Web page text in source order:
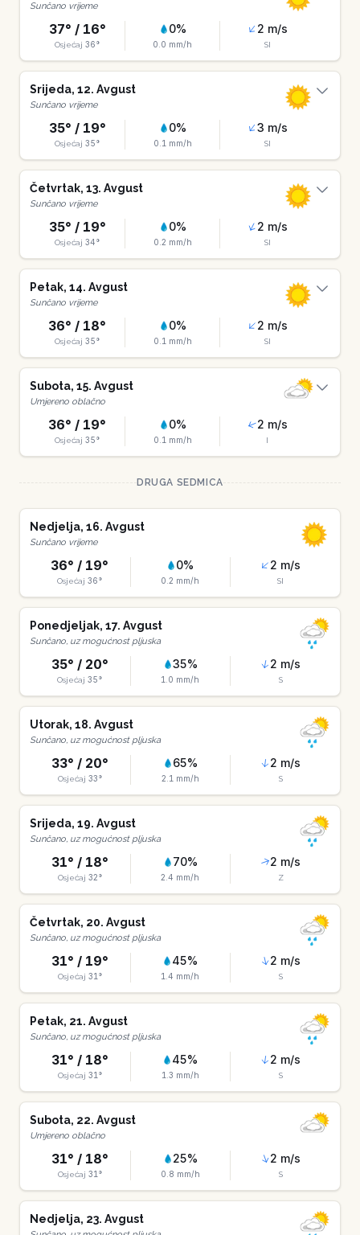
Sunčano vrijeme
37° / 16°
Osjećaj 36°
0%
0.0 mm/h
2 m/s
SI
Srijeda, 12. Avgust
Sunčano vrijeme
35° / 19°
Osjećaj 35°
0%
0.1 mm/h
3 m/s
SI
Četvrtak, 13. Avgust
Sunčano vrijeme
35° / 19°
Osjećaj 34°
0%
0.2 mm/h
2 m/s
SI
Petak, 14. Avgust
Sunčano vrijeme
36° / 18°
Osjećaj 35°
0%
0.1 mm/h
2 m/s
SI
Subota, 15. Avgust
Umjereno oblačno
36° / 19°
Osjećaj 35°
0%
0.1 mm/h
2 m/s
I
DRUGA SEDMICA
Nedjelja, 16. Avgust
Sunčano vrijeme
36° / 19°
Osjećaj 36°
0%
0.2 mm/h
2 m/s
SI
Ponedjeljak, 17. Avgust
Sunčano, uz mogućnost pljuska
35° / 20°
Osjećaj 35°
35%
1.0 mm/h
2 m/s
S
Utorak, 18. Avgust
Sunčano, uz mogućnost pljuska
33° / 20°
Osjećaj 33°
65%
2.1 mm/h
2 m/s
S
Srijeda, 19. Avgust
Sunčano, uz mogućnost pljuska
31° / 18°
Osjećaj 32°
70%
2.4 mm/h
2 m/s
Z
Četvrtak, 20. Avgust
Sunčano, uz mogućnost pljuska
31° / 19°
Osjećaj 31 °
45%
1.4 mm/h
2 m/s
S
Petak, 21. Avgust
Sunčano, uz mogućnost pljuska
31° / 18°
Osjećaj 31 °
45%
1.3 mm/h
2 m/s
S
Subota, 22. Avgust
Umjereno oblačno
31° / 18°
Osjećaj 31 °
25%
0.8 mm/h
2 m/s
S
Nedjelja, 23. Avgust